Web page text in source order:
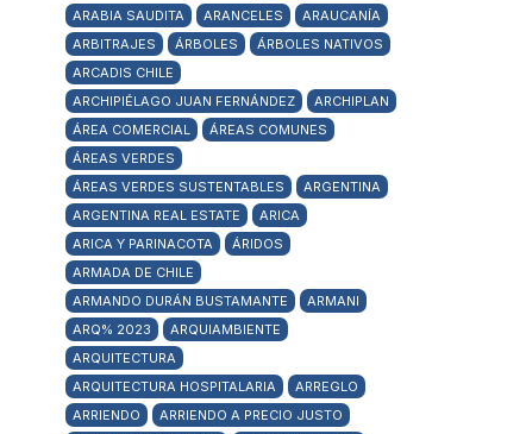
ARABIA SAUDITA
ARANCELES
ARAUCANÍA
ARBITRAJES
ÁRBOLES
ÁRBOLES NATIVOS
ARCADIS CHILE
ARCHIPIÉLAGO JUAN FERNÁNDEZ
ARCHIPLAN
ÁREA COMERCIAL
ÁREAS COMUNES
ÁREAS VERDES
ÁREAS VERDES SUSTENTABLES
ARGENTINA
ARGENTINA REAL ESTATE
ARICA
ARICA Y PARINACOTA
ÁRIDOS
ARMADA DE CHILE
ARMANDO DURÁN BUSTAMANTE
ARMANI
ARQ% 2023
ARQUIAMBIENTE
ARQUITECTURA
ARQUITECTURA HOSPITALARIA
ARREGLO
ARRIENDO
ARRIENDO A PRECIO JUSTO